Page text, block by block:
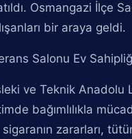
Osmangazi İlçe
bir araya geldi.
Salonu Ev
ve Teknik
bağımlılıkla
zararları,